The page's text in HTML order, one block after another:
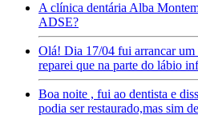
A clínica dentária Alba
ADSE?
Olá! Dia 17/04 fui arrancar um
reparei que na parte do lábio
Boa noite , fui ao dentista e
podia ser restaurado,mas sim